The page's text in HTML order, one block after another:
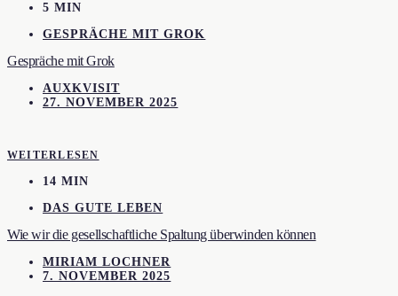
5 MIN
GESPRÄCHE MIT GROK
Gespräche mit Grok
AUXKVISIT
27. NOVEMBER 2025
WEITERLESEN
14 MIN
DAS GUTE LEBEN
Wie wir die gesellschaftliche Spaltung überwinden können
MIRIAM LOCHNER
7. NOVEMBER 2025